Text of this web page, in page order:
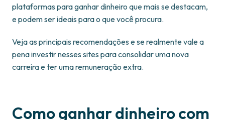
plataformas para ganhar dinheiro que mais se destacam,
e podem ser ideais para o que você procura.
Veja as principais recomendações e se realmente vale a
pena investir nesses sites para consolidar uma nova
carreira e ter uma remuneração extra.
Como ganhar dinheiro com